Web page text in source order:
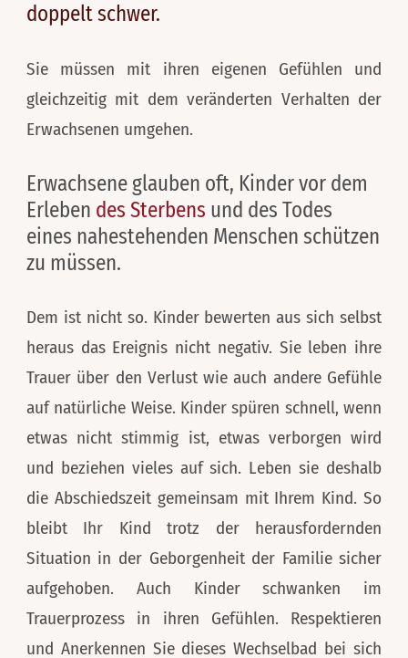
doppelt schwer.
Sie müssen mit ihren eigenen Gefühlen und
gleichzeitig mit dem veränderten Verhalten der
Erwachsenen umgehen.
Erwachsene glauben oft, Kinder vor dem
Erleben des Sterbens und des Todes
eines nahestehenden Menschen schützen
zu müssen.
Dem ist nicht so. Kinder bewerten aus sich selbst
heraus das Ereignis nicht negativ. Sie leben ihre
Trauer über den Verlust wie auch andere Gefühle
auf natürliche Weise. Kinder spüren schnell, wenn
etwas nicht stimmig ist, etwas verborgen wird
und beziehen vieles auf sich. Leben sie deshalb
die Abschiedszeit gemeinsam mit Ihrem Kind. So
bleibt Ihr Kind trotz der herausfordernden
Situation in der Geborgenheit der Familie sicher
aufgehoben. Auch Kinder schwanken im
Trauerprozess in ihren Gefühlen. Respektieren
und Anerkennen Sie dieses Wechselbad bei sich